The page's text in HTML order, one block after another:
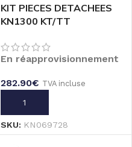
KIT PIECES DETACHEES
KN1300 KT/TT
En réapprovisionnement
282.90€ TVA incluse
AJOUTER AU PANIER
SKU: KN069728